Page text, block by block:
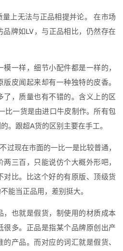
上无法与正品相提并论。 在市场
品牌如LV，与正品相比，仍然存在
一样，细节小配件都是一样的，
皮闻起来却有一种独特的皮香。
了，质量也有不错的。含义上的区
比一货是由进口牛皮制作。所有包
。跟超A货的区别主要在手工。
过现在市面的一比一是比较普通，
三百，只能说仿个大概外形吧，
对比。比这个好的有原版、顶级货
能当正品用，差别挺大。
，也就是假货，制使用的材质成本
很多。正品是指某个品牌原创出产
产品。而对应的词汇就是假货、